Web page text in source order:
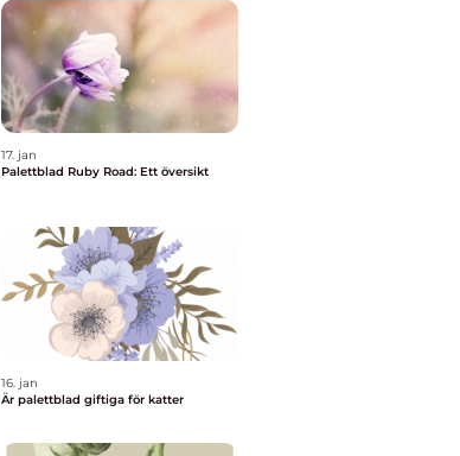
17. jan
Palettblad Ruby Road: Ett översikt
16. jan
Är palettblad giftiga för katter